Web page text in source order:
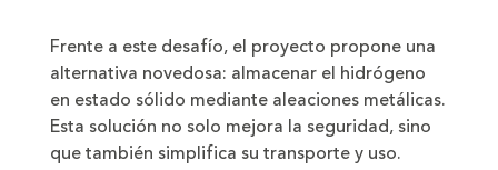
Frente a este desafío, el proyecto propone una
alternativa novedosa: almacenar el hidrógeno
en estado sólido mediante aleaciones metálicas.
Esta solución no solo mejora la seguridad, sino
que también simplifica su transporte y uso.